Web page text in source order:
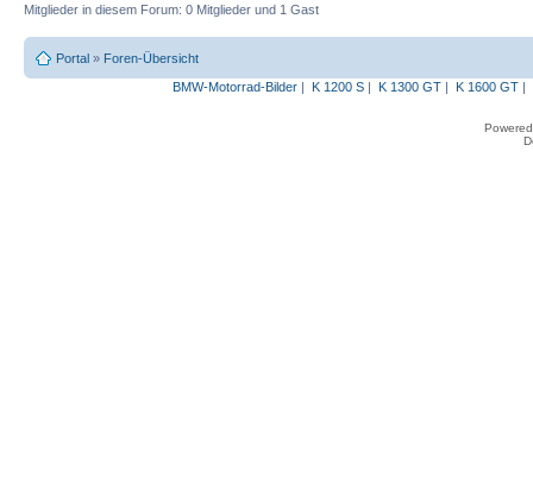
Mitglieder in diesem Forum: 0 Mitglieder und 1 Gast
Portal » Foren-Übersicht
BMW-Motorrad-Bilder| K 1200 S| K 1300 GT| K 1600 GT|